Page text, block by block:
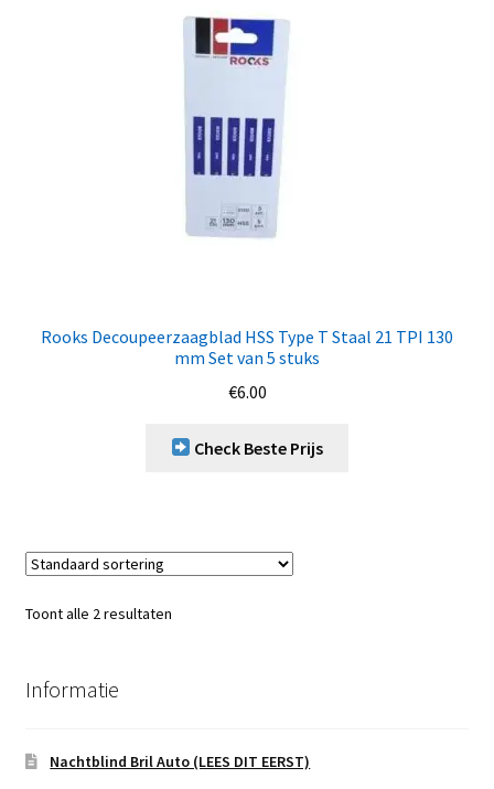
Rooks Decoupeerzaagblad HSS Type T Staal 21 TPI 130
mm Set van 5 stuks
€6.00
Check Beste Prijs
Toont alle 2 resultaten
Informatie
Nachtblind Bril Auto (LEES DIT EERST)